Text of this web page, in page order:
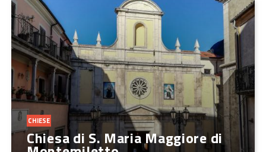
CHIESE
Chiesa di S. Maria Maggiore di